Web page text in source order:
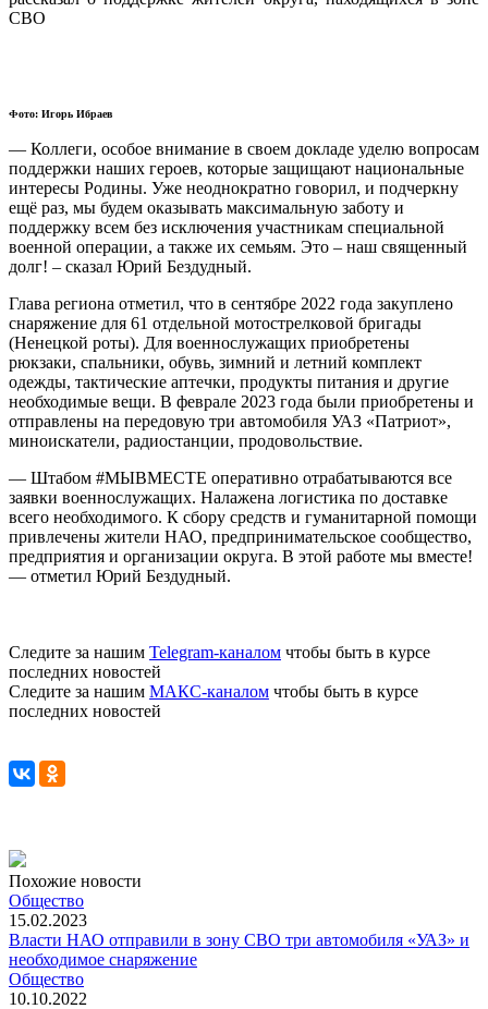
СВО
Фото: Игорь Ибраев
— Коллеги, особое внимание в своем докладе уделю вопросам
поддержки наших героев, которые защищают национальные
интересы Родины. Уже неоднократно говорил, и подчеркну
ещё раз, мы будем оказывать максимальную заботу и
поддержку всем без исключения участникам специальной
военной операции, а также их семьям. Это – наш священный
долг! – сказал Юрий Бездудный.
Глава региона отметил, что в сентябре 2022 года закуплено
снаряжение для 61 отдельной мотострелковой бригады
(Ненецкой роты). Для военнослужащих приобретены
рюкзаки, спальники, обувь, зимний и летний комплект
одежды, тактические аптечки, продукты питания и другие
необходимые вещи. В феврале 2023 года были приобретены и
отправлены на передовую три автомобиля УАЗ «Патриот»,
миноискатели, радиостанции, продовольствие.
— Штабом #МЫВМЕСТЕ оперативно отрабатываются все
заявки военнослужащих. Налажена логистика по доставке
всего необходимого. К сбору средств и гуманитарной помощи
привлечены жители НАО, предпринимательское сообщество,
предприятия и организации округа. В этой работе мы вместе!
— отметил Юрий Бездудный.
Следите за нашим Telegram-каналом чтобы быть в курсе
последних новостей
Следите за нашим МАКС-каналом чтобы быть в курсе
последних новостей
Похожие новости
Общество
15.02.2023
Власти НАО отправили в зону СВО три автомобиля «УАЗ» и
необходимое снаряжение
Общество
10.10.2022